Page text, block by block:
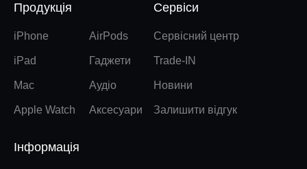
Продукція
iPhone
iPad
Mac
Apple Watch
AirPods
Гаджети
Аудіо
Аксесуари
Сервіси
Сервісний центр
Trade-IN
Новини
Залишити відгук
Інформація